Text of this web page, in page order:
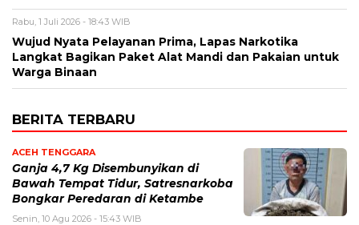
Rabu, 1 Juli 2026 - 18:43 WIB
Wujud Nyata Pelayanan Prima, Lapas Narkotika
Langkat Bagikan Paket Alat Mandi dan Pakaian untuk
Warga Binaan
BERITA TERBARU
ACEH TENGGARA
Ganja 4,7 Kg Disembunyikan di
Bawah Tempat Tidur, Satresnarkoba
Bongkar Peredaran di Ketambe
Senin, 10 Agu 2026 - 15:43 WIB